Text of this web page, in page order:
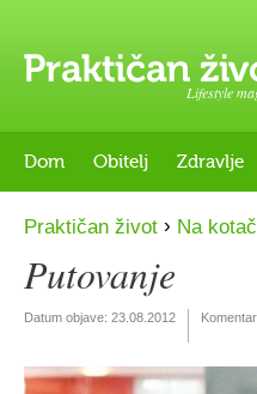
Lifestyle
Dom Obitelj Zdravlje
Praktičan život › Na
Putovanje
Datum objave: 23.08.2012